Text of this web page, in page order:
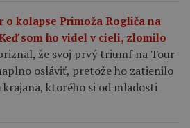
o kolapse Primoža Rogliča na
som ho videl v cieli, zlomilo
že svoj prvý triumf na Tour
osláviť, pretože ho zatienilo
krajana, ktorého si od mladosti